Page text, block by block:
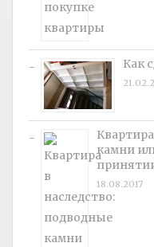
Как
камни
18.08.2017